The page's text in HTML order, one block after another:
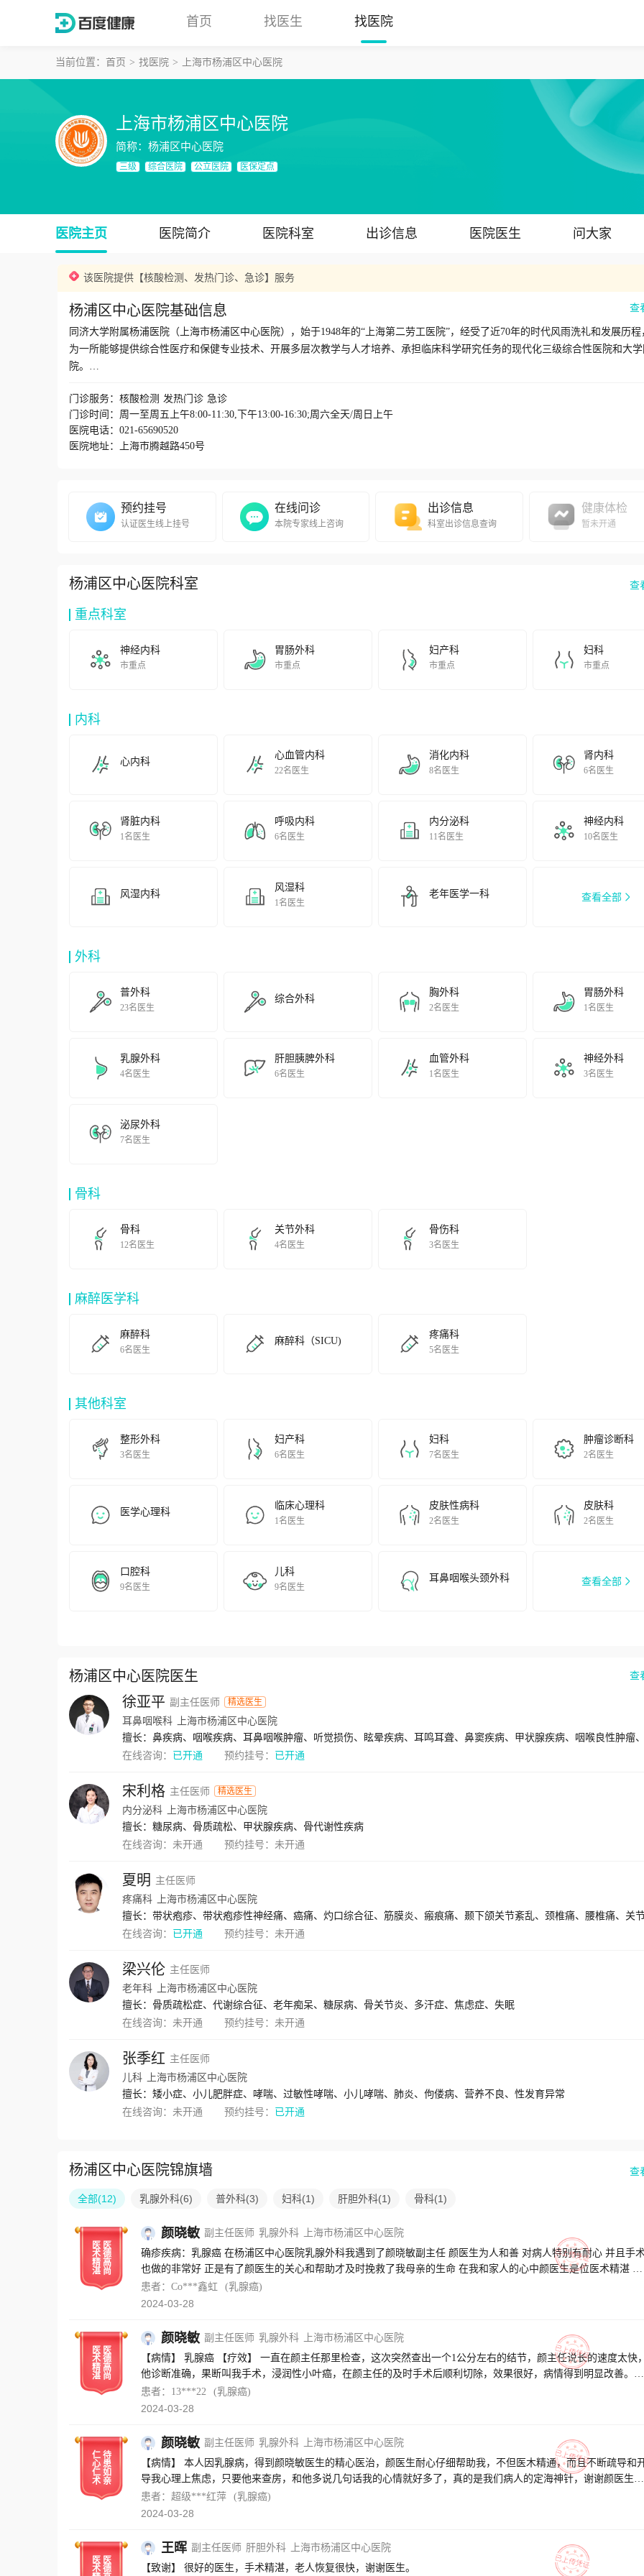
首页 找医生 找医院
当前位置： 首页 找医院 上海市杨浦区中心医院
上海市杨浦区中心医院
简称： 杨浦区中心医院
三级 综合医院 公立医院 医保定点
医院主页 医院简介 医院科室 出诊信息 医院医生 问大家
该医院提供【核酸检测、发热门诊、急诊】服务
杨浦区中心医院基础信息 查
同济大学附属杨浦医院（上海市杨浦区中心医院），始于1948年的“上海第二劳工医院”，经受了近70年的时代风雨洗礼和发展历
为一所能够提供综合性医疗和保健专业技术、开展多层次教学与人才培养、承担临床科学研究任务的现代化三级综合性医院和大
院。
levelteachingandtrainingaswellasundertakingclinical 同济大学附属杨浦医院由“一院四区”组成，即总院（腾越路450号）、安图分部（延吉东路
200号）、中原分院（开鲁路500号）和传染病分院（松花江路3号）。在各临床科室和职能部门的运营上，医院对各个院区实行垂
和整体化发展。医院目前总核定床位1012张，开设了综合性医院中齐全的专业学科，并在各院区中进行了一定差异化的布局以满足
姓的医疗健康需求。
YangpuHospital. 经过几代人的努力，医院已建立并形成一批具有先进技术和影响力的优势学科。
职业危害因素评价等方面有深入的研究，多次获得国家级、省部级科研奖项，在国内享有较高的学术影响力。作为国家卫生监督培
心，职业病科每年承担着大量的职业病诊治和卫生监督培训任务。
创技术治疗腰椎疾病、手足关节疾病、膝关节疾病等。承担了多项国家级研究项目，获得了多项研究成果，包括教育部高等学校科
优秀成果自然科学奖、上海市技术发明奖和康复医学奖等；多年来学科业绩跻身全国百强之列。
减重手术和腹腔镜治疗疝气。通过“同济大学医学院胃肠外科与转化医学研究所”平台，研究“大肠癌的化疗疗效的预测”和“大肠癌的
性”，其转化医学研究成果将帮助大肠癌患者在化疗药物的选择上更有针对性，控制治疗费用，降低化疗药物毒副作用。
理卒中中心。与社区协作，建立了社区-全科-专科一体化管理的区域卒中、认知功能障碍防控中心。 为了适应我国医疗卫生改革趋势，大
力培养全科医师，医院承担了建设“同济大学医学院全科医学系”的重任，是上海市重要薄弱建设学科，并开设了全科医学科，建立
单位，并负责筹建“上海市全科医学与社区卫生发展研究中心”。
特色。 眼科拥有各项国际先进的诊疗设备，连续两次获得杨浦区医学重点学科，擅长白内障超声乳化联合人工晶体植入术、角膜疾病相关
网膜疾病方面的科研工作积累丰富，其中“手法小切口白内障摘出术的临床研究与推广应用”获得上海市医学科技成果奖等。
病、老年髋部骨折、乳腺疾病、便秘、关节痛、鼾症、颈肩腰腿痛、甲状腺结节、产后康复、肺癌、围绝经期等多个专病协作诊疗
通过团队诊疗，整合特色技术，为患者提供最适合的诊疗方
医师规范化培训工作，开展了内科学、外科学、妇科学、医学影像学、全科医学、神经病学、急诊医学、麻醉医学和眼科医学等专
院医师规范化培训工作。
强化开展以临床问题为导向的转化医学研究和制定科学合理诊疗方案的循证医学研究，建立了临床研究与转化医学中心（科研平台
全为核心的全面质量管理体系，培育特色医疗技术，构建新时代的医院文化，正全力打造百万市民信赖的医疗中心。
andthecorevaluesof“Responsibility,Care,andLove,”—
successfullycreatingahighleveledanduniversityaffiliatedhospital.Withintherecentyears,themedicalcentervalues“Quality,Uniqueness,Culture”
门诊服务： 核酸检测 发热门诊 急诊
门诊时间：周一至周五上午8:00-11:30,下午13:00-16:30;周六全天/周日上午
医院电话： 021-65690520
医院地址：
上海市腾越路450号
预约挂号
认证医生线上挂号
在线问诊
本院专家线上咨询
出诊信息
科室出诊信息查询
健康体检
暂未开通
杨浦区中心医院科室 查
重点科室
神经内科
市重点
胃肠外科
市重点
妇产科
市重点
妇科
市重点
内科
心内科
心血管内科
22名医生
消化内科
8名医生
肾内科
6名医生
肾脏内科
1名医生
呼吸内科
6名医生
内分泌科
11名医生
神经内科
10名医生
风湿内科
风湿科
1名医生
老年医学一科 查看全部
外科
普外科
23名医生
综合外科
胸外科
2名医生
胃肠外科
1名医生
乳腺外科
4名医生
肝胆胰脾外科
6名医生
血管外科
1名医生
神经外科
3名医生
泌尿外科
7名医生
骨科
骨科
12名医生
关节外科
4名医生
骨伤科
3名医生
麻醉医学科
麻醉科
6名医生
麻醉科（SICU)
疼痛科
5名医生
其他科室
整形外科
3名医生
妇产科
6名医生
妇科
7名医生
肿瘤诊断科
2名医生
医学心理科
临床心理科
1名医生
皮肤性病科
2名医生
皮肤科
2名医生
口腔科
9名医生
儿科
9名医生
耳鼻咽喉头颈外科 查看全部
杨浦区中心医院医生 查
徐亚平 副主任医师 精选医生
耳鼻咽喉科
上海市杨浦区中心医院
在线咨询： 已开通 预约挂号： 已开通
宋利格 主任医师 精选医生
内分泌科
上海市杨浦区中心医院
擅长：糖尿病、骨质疏松、甲状腺疾病、骨代谢性疾病
在线咨询： 未开通 预约挂号： 未开通
夏明
主任医师
疼痛科
上海市杨浦区中心医院
擅长：带状疱疹、带状疱疹性神经痛、癌痛、灼口综合征、筋膜炎、瘢痕痛、颞下颌关节紊乱、颈椎痛、腰椎痛、关
在线咨询： 已开通 预约挂号： 未开通
梁兴伦 主任医师
老年科
上海市杨浦区中心医院
擅长：骨质疏松症、代谢综合征、老年痴呆、糖尿病、骨关节炎、多汗症、焦虑症、失眠
在线咨询： 未开通 预约挂号： 未开通
张季红 主任医师
儿科
上海市杨浦区中心医院
擅长：矮小症、小儿肥胖症、哮喘、过敏性哮喘、小儿哮喘、肺炎、佝偻病、营养不良、性发育异常
在线咨询： 未开通 预约挂号： 已开通
杨浦区中心医院锦旗墙 查
全部(12) 乳腺外科(6) 普外科(3) 妇科(1) 肝胆外科(1) 骨科(1)
医
术
精
湛
医
德
高
尚
颜晓敏 副主任医师 乳腺外科
上海市杨浦区中心医院
确疹疾病：乳腺癌 在杨浦区中心医院乳腺外科我遇到了颜晓敏副主任 颜医生为人和善 对病人特别有耐心 并且手
也做的非常好 正是有了颜医生的关心和帮助才及时挽救了我母亲的生命 在我和家人的心中颜医生是位医术精湛 医
德高尚的好医生 非常感谢他！
患者：Co***鑫虹 (乳腺癌)
2024-03-28
医
术
精
湛
医
德
高
尚
颜晓敏 副主任医师 乳腺外科
上海市杨浦区中心医院
【病情】 乳腺癌 【疗效】 一直在颜主任那里检查，这次突然查出一个1公分左右的结节，颜主任说长的速度太快，
他诊断准确，果断叫我手术，浸润性小叶癌，在颜主任的及时手术后顺利切除，效果很好，病情得到明显改善。
【服务】 手术后对病情不是太了解，有点害怕，颜主任真的是尽心尽职对我的病因进行了耐心的讲解，使我在心里
上得到疏导，解答了所有的疑问，我星期五开的刀，星期六是颜主任的休息日，他还特地到医院来给我换药，清理
深受感动、安心和温暖，感谢您在医疗事业上的默默付出！谢谢您
患者：13***22 (乳腺癌)
2024-03-28
仁
心
仁
术
待
患
如
亲
颜晓敏 副主任医师 乳腺外科
上海市杨浦区中心医院
【病情】 本人因乳腺病，得到颜晓敏医生的精心医治，颜医生耐心仔细帮助我，不但医木精通，而且不断疏导和
导我心理上焦虑，只要他来查房，和他多说几句话我的心情就好多了，真的是我们病人的定海神针，谢谢颜医生，
我会积极配合你，在你的指导下战胜病魔。
患者：超级***红萍 (乳腺癌)
2024-03-28
医
术
医
德
王晖 副主任医师 肝胆外科
上海市杨浦区中心医院
【致谢】 很好的医生，手术精湛，老人恢复很快，谢谢医生。